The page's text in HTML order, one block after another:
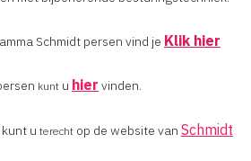
Schmidt persen vind je Klik hier
kunt u hier vinden.
u terechtop de website van Schmidt